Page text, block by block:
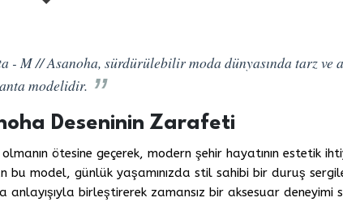
- M // Asanoha, sürdürülebilir moda dünyasında tarz ve
modelidir.
Deseninin Zarafeti
ötesine geçerek, modern şehir hayatının estetik
bu model, günlük yaşamınızda stil sahibi bir duruş
birleştirerek zamansız bir aksesuar deneyimi